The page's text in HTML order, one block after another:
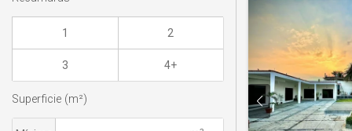
1 2
3 4+
Superficie (m²)